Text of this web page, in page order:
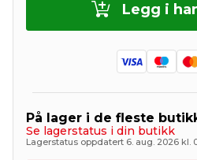
Legg i
På lager i de fleste
Se lagerstatus i din butikk
Lagerstatus oppdatert 6. aug. 2026 kl.